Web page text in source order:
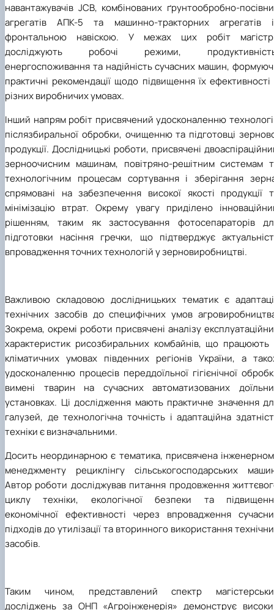
навантажувачів JCB, комбінованих ґрунтообробно-
агрегатів АПК-5 та машинно-тракторних агрегатів
фронтальною навіскою. У межах цих робіт
досліджують робочі режими,
енергоспоживання та надійність сучасних машин,
практичні рекомендації щодо підвищення їх ефективності
різних виробничих умовах.
Інший напрям робіт присвячений удосконаленню
післязбиральної обробки, очищенню та підготовці
продукції. Дослідницькі роботи, присвячені
зерноочисним машинам, повітряно-решітним системам
технологічним процесам сортування і зберігання
спрямовані на забезпечення високої якості продукції
мінімізацію втрат. Окрему увагу приділено
рішенням, таким як застосування фотосепараторів
підготовки насіння гречки, що підтверджує
впровадження точних технологій у зерновиробництві.
Важливою складовою дослідницьких тематик є
технічних засобів до специфічних умов
Зокрема, окремі роботи присвячені аналізу
характеристик рисозбиральних комбайнів, що працюють
кліматичних умовах південних регіонів України, а
удосконаленню процесів переддоїльної гігієнічної
вимені тварин на сучасних автоматизованих
установках. Ці дослідження мають практичне значення
галузей, де технологічна точність і адаптаційна
техніки є визначальними.
Досить неординарною є тематика, присвячена
менеджменту рециклінгу сільськогосподарських
Автор роботи досліджував питання продовження
циклу техніки, екологічної безпеки та
економічної ефективності через впровадження
підходів до утилізації та вторинного використання
засобів.
Таким чином, представлений спектр
досліджень за ОНП «Агроінженерія» демонструє